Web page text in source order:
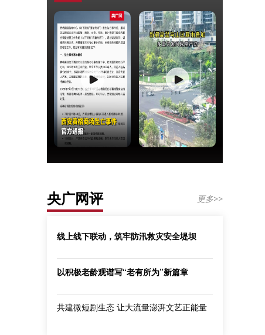
央广网评 更多>>
线上线下联动，筑牢防汛救灾安全堤坝
以积极老龄观谱写“老有所为”新篇章
共建微短剧生态 让大流量澎湃文艺正能量